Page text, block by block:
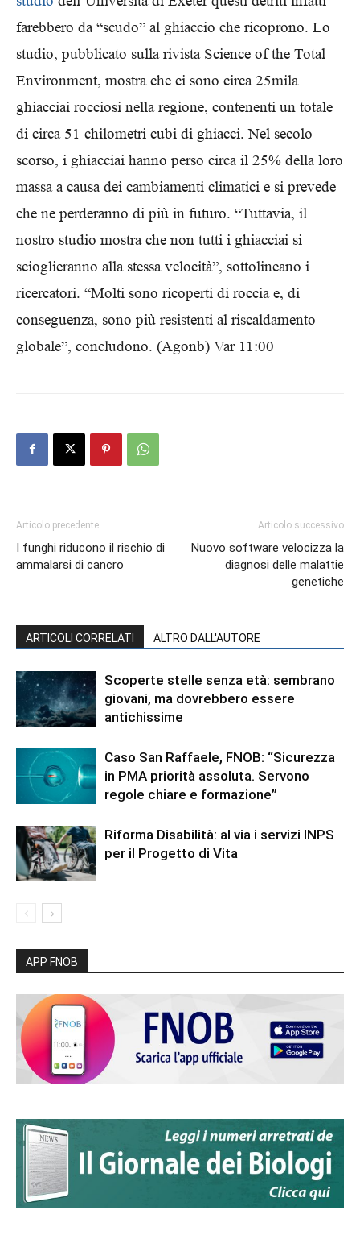
farebbero da “scudo” al ghiaccio che ricoprono. Lo
studio, pubblicato sulla rivista Science of the Total
Environment, mostra che ci sono circa 25mila
ghiacciai rocciosi nella regione, contenenti un totale
di circa 51 chilometri cubi di ghiacci. Nel secolo
scorso, i ghiacciai hanno perso circa il 25% della loro
massa a causa dei cambiamenti climatici e si prevede
che ne perderanno di più in futuro. “Tuttavia, il
nostro studio mostra che non tutti i ghiacciai si
scioglieranno alla stessa velocità”, sottolineano i
ricercatori. “Molti sono ricoperti di roccia e, di
conseguenza, sono più resistenti al riscaldamento
globale”, concludono. (Agonb) Var 11:00
Articolo precedente
I funghi riducono il rischio di
ammalarsi di cancro
Articolo successivo
Nuovo software velocizza la
diagnosi delle malattie
genetiche
ARTICOLI CORRELATI ALTRO DALL'AUTORE
Scoperte stelle senza età: sembrano
giovani, ma dovrebbero essere
antichissime
Caso San Raffaele, FNOB: “Sicurezza
in PMA priorità assoluta. Servono
regole chiare e formazione”
Riforma Disabilità: al via i servizi INPS
per il Progetto di Vita
APP FNOB